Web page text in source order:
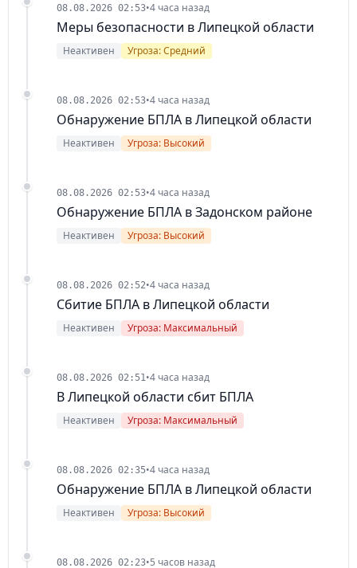
08.08.2026 02:53•4 часа назад
Меры безопасности в Липецкой области
Неактивен Угроза: Средний
08.08.2026 02:53•4 часа назад
Обнаружение БПЛА в Липецкой области
Неактивен Угроза: Высокий
08.08.2026 02:53•4 часа назад
Обнаружение БПЛА в Задонском районе
Неактивен Угроза: Высокий
08.08.2026 02:52•4 часа назад
Сбитие БПЛА в Липецкой области
Неактивен Угроза: Максимальный
08.08.2026 02:51•4 часа назад
В Липецкой области сбит БПЛА
Неактивен Угроза: Максимальный
08.08.2026 02:35•4 часа назад
Обнаружение БПЛА в Липецкой области
Неактивен Угроза: Высокий
08.08.2026 02:23•5 часов назад